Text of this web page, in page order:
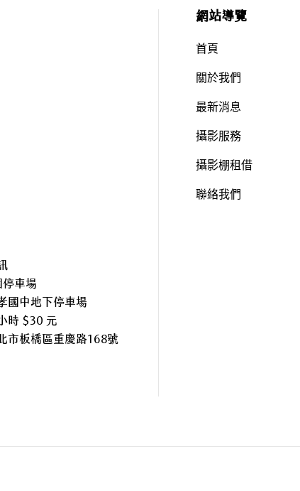
車場
國中地下停車場
時 $30 元
市板橋區重慶路168號
網站導覽
首頁
關於我們
最新消息
攝影服務
攝影棚租借
聯絡我們